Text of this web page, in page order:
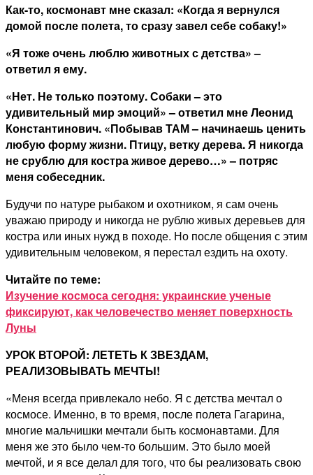
Как-то, космонавт мне сказал: «Когда я вернулся
домой после полета, то сразу завел себе собаку!»
«Я тоже очень люблю животных с детства» –
ответил я ему.
«Нет. Не только поэтому. Собаки – это
удивительный мир эмоций» – ответил мне Леонид
Константинович. «Побывав ТАМ – начинаешь ценить
любую форму жизни. Птицу, ветку дерева. Я никогда
не срублю для костра живое дерево…» – потряс
меня собеседник.
Будучи по натуре рыбаком и охотником, я сам очень
уважаю природу и никогда не рублю живых деревьев для
костра или иных нужд в походе. Но после общения с этим
удивительным человеком, я перестал ездить на охоту.
Читайте по теме:
Изучение космоса сегодня: украинские ученые
фиксируют, как человечество меняет поверхность
Луны
УРОК ВТОРОЙ: ЛЕТЕТЬ К ЗВЕЗДАМ,
РЕАЛИЗОВЫВАТЬ МЕЧТЫ!
«Меня всегда привлекало небо. Я с детства мечтал о
космосе. Именно, в то время, после полета Гагарина,
многие мальчишки мечтали быть космонавтами. Для
меня же это было чем-то большим. Это было моей
мечтой, и я все делал для того, что бы реализовать свою